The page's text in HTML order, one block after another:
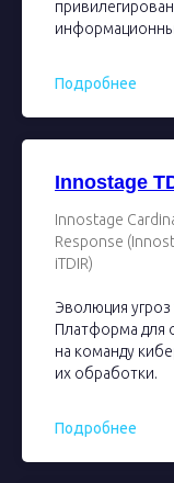
Подробнее
Innostage
Innostage
Response
iTDIR)
Эволюция
Платформа для
на команду
их обработки.
Подробнее